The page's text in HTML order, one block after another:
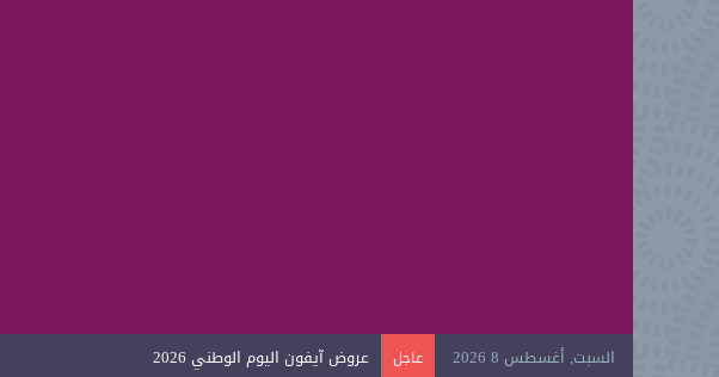
السبت, أغسطس 8 2026 عاجل عروض آيفون اليوم الوطني 2026